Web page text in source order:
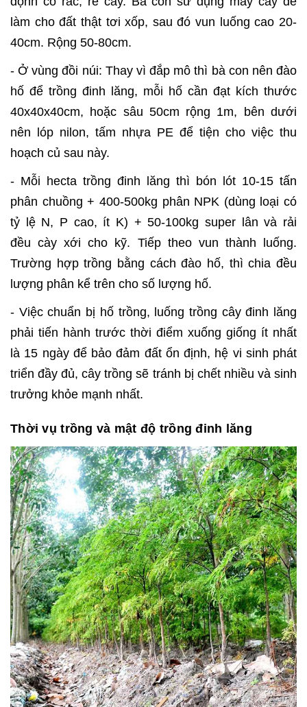
làm cho đất thật tơi xốp, sau đó vun luống cao 20-
40cm. Rộng 50-80cm.
- Ở vùng đồi núi: Thay vì đắp mô thì bà con nên đào
hố để trồng đinh lăng, mỗi hố cần đạt kích thước
40x40x40cm, hoặc sâu 50cm rộng 1m, bên dưới
nên lóp nilon, tấm nhựa PE để tiện cho việc thu
hoạch củ sau này.
- Mỗi hecta trồng đinh lăng thì bón lót 10-15 tấn
phân chuồng + 400-500kg phân NPK (dùng loại có
tỷ lệ N, P cao, ít K) + 50-100kg super lân và rải
đều cày xới cho kỹ. Tiếp theo vun thành luống.
Trường hợp trồng bằng cách đào hố, thì chia đều
lượng phân kể trên cho số lượng hố.
- Việc chuẩn bị hố trồng, luống trồng cây đinh lăng
phải tiến hành trước thời điểm xuống giống ít nhất
là 15 ngày để bảo đảm đất ổn định, hệ vi sinh phát
triển đầy đủ, cây trồng sẽ tránh bị chết nhiều và sinh
trưởng khỏe mạnh nhất.
Thời vụ trồng và mật độ trồng đinh lăng